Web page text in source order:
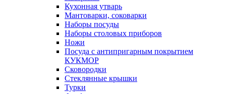
Кухонная утварь
Мантоварки, соковарки
Наборы посуды
Наборы столовых приборов
Ножи
Посуда с антипригарным покрытием
КУКМОР
Сковородки
Стеклянные крышки
Турки